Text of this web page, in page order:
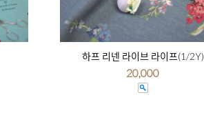
하프 리넨 라이브 라이프(1/2Y)
20,000